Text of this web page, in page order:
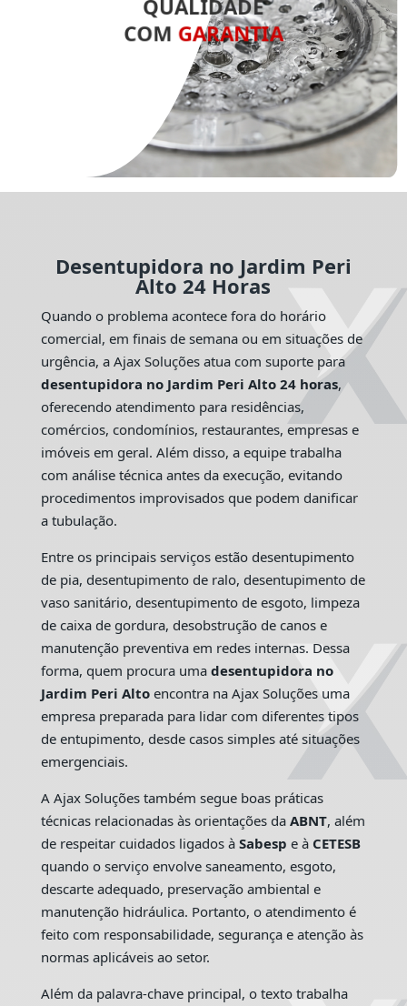
QUALIDADE
COM GARANTIA
Desentupidora no Jardim Peri
Alto 24 Horas
Quando o problema acontece fora do horário
comercial, em finais de semana ou em situações de
urgência, a Ajax Soluções atua com suporte para
desentupidora no Jardim Peri Alto 24 horas,
oferecendo atendimento para residências,
comércios, condomínios, restaurantes, empresas e
imóveis em geral. Além disso, a equipe trabalha
com análise técnica antes da execução, evitando
procedimentos improvisados que podem danificar
a tubulação.
Entre os principais serviços estão desentupimento
de pia, desentupimento de ralo, desentupimento de
vaso sanitário, desentupimento de esgoto, limpeza
de caixa de gordura, desobstrução de canos e
manutenção preventiva em redes internas. Dessa
forma, quem procura uma desentupidora no
Jardim Peri Altoencontra na Ajax Soluções uma
empresa preparada para lidar com diferentes tipos
de entupimento, desde casos simples até situações
emergenciais.
A Ajax Soluções também segue boas práticas
técnicas relacionadas às orientações da ABNT, além
de respeitar cuidados ligados à Sabesp e à CETESB
quando o serviço envolve saneamento, esgoto,
descarte adequado, preservação ambiental e
manutenção hidráulica. Portanto, o atendimento é
feito com responsabilidade, segurança e atenção às
normas aplicáveis ao setor.
Além da palavra-chave principal, o texto trabalha